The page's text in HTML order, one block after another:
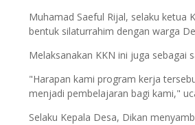
Muhamad Saeful Rijal, selaku ketua
bentuk silaturrahim dengan warga
Melaksanakan KKN ini juga sebagai
"Harapan kami program kerja
menjadi pembelajaran bagi kami,"
Selaku Kepala Desa, Dikan